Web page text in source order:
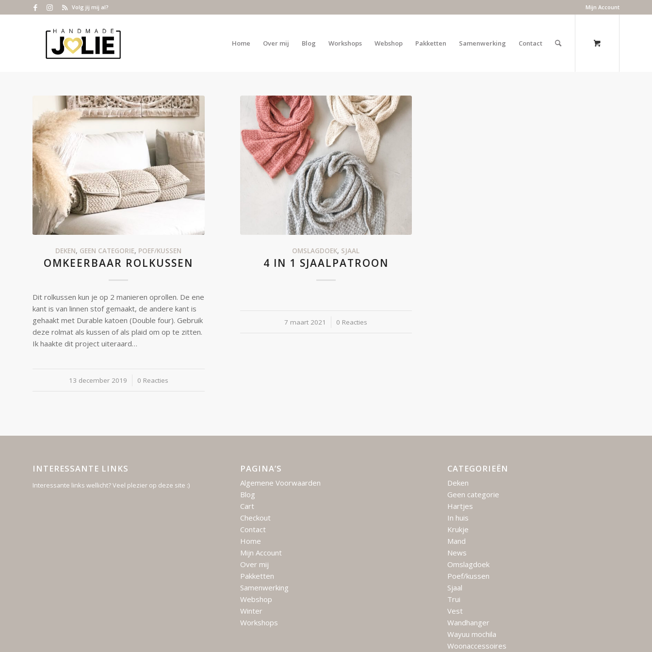
Mijn Account
Volg jij mij al?
Home Over mij Blog Workshops Webshop Pakketten Samenwerking Contact
DEKEN, GEEN CATEGORIE, POEF/KUSSEN
OMKEERBAAR ROLKUSSEN
Dit rolkussen kun je op 2 manieren oprollen. De ene
kant is van linnen stof gemaakt, de andere kant is
gehaakt met Durable katoen (Double four). Gebruik
deze rolmat als kussen of als plaid om op te zitten.
Ik haakte dit project uiteraard…
13 december 2019
/ 0 Reacties
OMSLAGDOEK, SJAAL
4 IN 1 SJAALPATROON
7 maart 2021
/ 0 Reacties
INTERESSANTE LINKS
Interessante links wellicht? Veel plezier op deze site :)
PAGINA’S
Algemene Voorwaarden
Blog
Cart
Checkout
Contact
Home
Mijn Account
Over mij
Pakketten
Samenwerking
Webshop
Winter
Workshops
CATEGORIEËN
Deken
Geen categorie
Hartjes
In huis
Krukje
Mand
News
Omslagdoek
Poef/kussen
Sjaal
Trui
Vest
Wandhanger
Wayuu mochila
Woonaccessoires